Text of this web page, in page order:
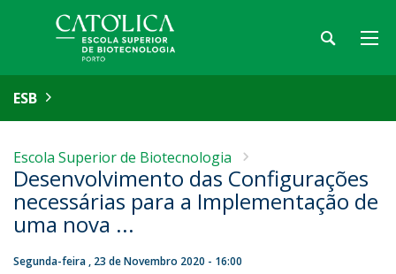
ESB
Escola Superior de Biotecnologia
Desenvolvimento das Configurações
necessárias para a Implementação de
uma nova ...
Segunda-feira , 23 de Novembro 2020 - 16:00